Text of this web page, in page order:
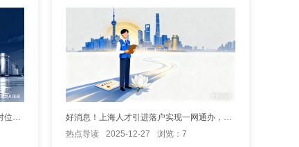
深入了解上海市人才引进落户详情，选对位置高效落户
好消息！上海人才引进落户实现一网通办，落“沪”更方便
热点导读
2025-12-27 浏览：7